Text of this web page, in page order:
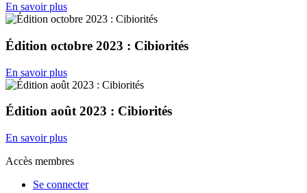
En savoir plus
Édition octobre 2023 : Cibiorités
En savoir plus
Édition août 2023 : Cibiorités
En savoir plus
Accès membres
Se connecter